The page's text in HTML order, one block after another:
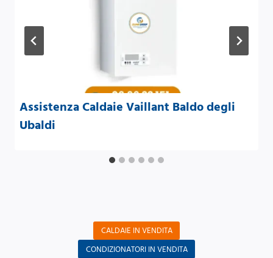
Assistenza Caldaie Vaillant Baldo degli
Ubaldi
CALDAIE IN VENDITA
CONDIZIONATORI IN VENDITA